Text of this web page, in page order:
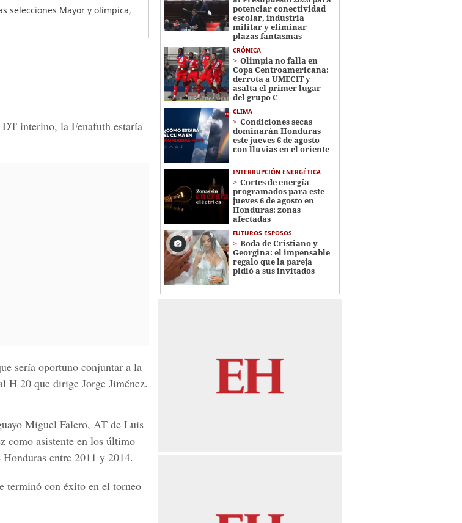
selecciones Mayor y olímpica,
interino, la Fenafuth estaría
sería oportuno conjuntar a la
H 20 que dirige Jorge Jiménez.
Miguel Falero, AT de Luis
como asistente en los último
entre 2011 y 2014.
terminó con éxito en el torneo
potenciar conectividad
escolar, industria
militar y eliminar
plazas fantasmas
CRÓNICA
Olimpia no falla en
Copa Centroamericana:
derrota a UMECIT y
asalta el primer lugar
del grupo C
CLIMA
Condiciones secas
dominarán Honduras
este jueves 6 de agosto
con lluvias en el oriente
INTERRUPCIÓN ENERGÉTICA
Cortes de energía
programados para este
jueves 6 de agosto en
Honduras: zonas
afectadas
FUTUROS ESPOSOS
Boda de Cristiano y
Georgina: el impensable
regalo que la pareja
pidió a sus invitados